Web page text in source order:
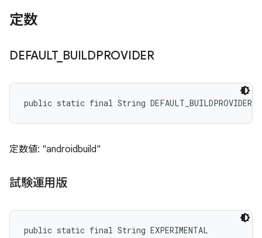
定数
DEFAULT_ BUILDPROVIDER
public static final String DEFAULT_BUILDPROVIDER
定数値: "androidbuild"
試験運用版
public static final String EXPERIMENTAL